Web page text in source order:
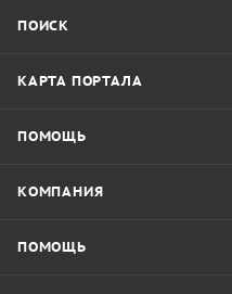
ПОИСК
КАРТА ПОРТАЛА
ПОМОЩЬ
КОМПАНИЯ
ПОМОЩЬ